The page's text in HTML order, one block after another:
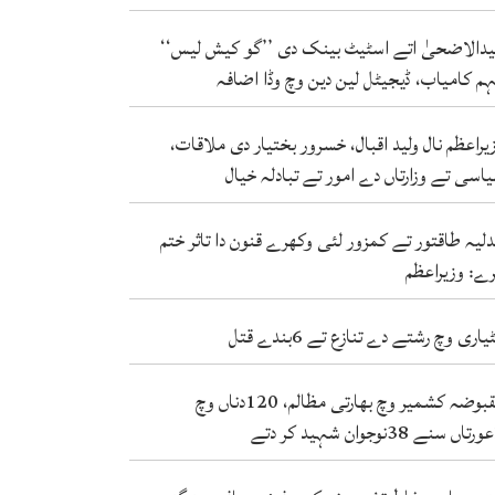
اتے اسٹیٹ بینک دی ’’گو کیش لیس‘‘
کامیاب، ڈیجیٹل لین دین وچ وڈا اضافہ
نال ولید اقبال، خسرور بختیار دی ملاقات،
تے وزارتاں دے امور تے تبادلہ خیال
طاقتور تے کمزور لئی وکھرے قنون دا تاثر ختم
وزیراعظم
وچ رشتے دے تنازع تے 6بندے قتل
مقبوضہ کشمیر وچ بھارتی مظالم، 120دناں وچ